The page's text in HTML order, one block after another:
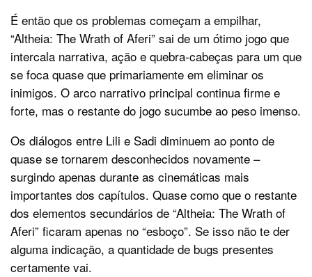
É então que os problemas começam a empilhar,
“Altheia: The Wrath of Aferi” sai de um ótimo jogo que
intercala narrativa, ação e quebra-cabeças para um que
se foca quase que primariamente em eliminar os
inimigos. O arco narrativo principal continua firme e
forte, mas o restante do jogo sucumbe ao peso imenso.
Os diálogos entre Lili e Sadi diminuem ao ponto de
quase se tornarem desconhecidos novamente –
surgindo apenas durante as cinemáticas mais
importantes dos capítulos. Quase como que o restante
dos elementos secundários de “Altheia: The Wrath of
Aferi” ficaram apenas no “esboço”. Se isso não te der
alguma indicação, a quantidade de bugs presentes
certamente vai.